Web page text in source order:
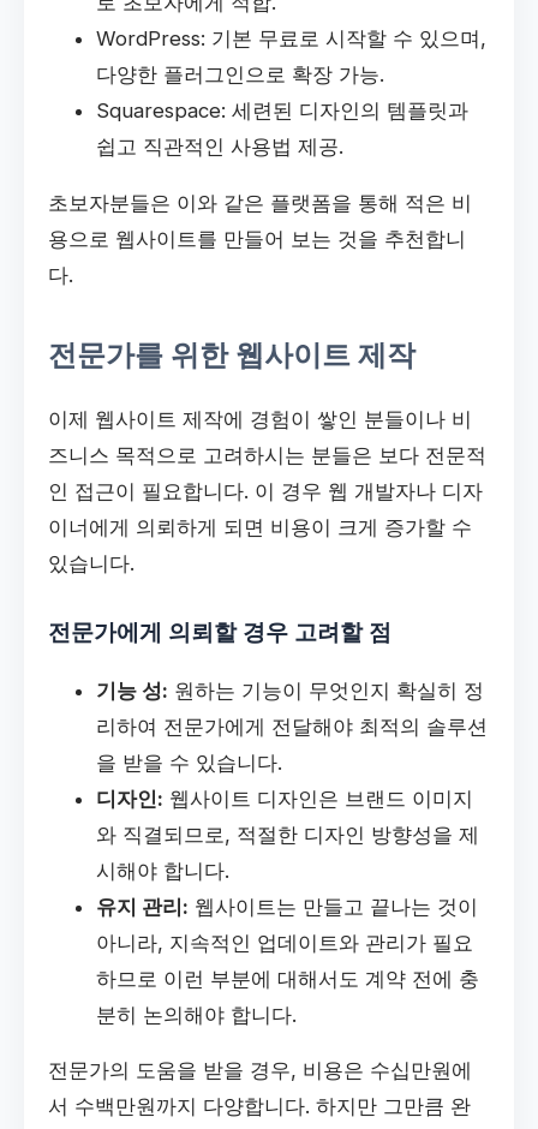
WordPress: 기본 무료로 시작할 수 있으며,
다양한 플러그인으로 확장 가능.
Squarespace: 세련된 디자인의 템플릿과
쉽고 직관적인 사용법 제공.
초보자분들은 이와 같은 플랫폼을 통해 적은 비
용으로 웹사이트를 만들어 보는 것을 추천합니
다.
전문가를 위한 웹사이트 제작
이제 웹사이트 제작에 경험이 쌓인 분들이나 비
즈니스 목적으로 고려하시는 분들은 보다 전문적
인 접근이 필요합니다. 이 경우 웹 개발자나 디자
이너에게 의뢰하게 되면 비용이 크게 증가할 수
있습니다.
전문가에게 의뢰할 경우 고려할 점
기능 성: 원하는 기능이 무엇인지 확실히 정
리하여 전문가에게 전달해야 최적의 솔루션
을 받을 수 있습니다.
디자인: 웹사이트 디자인은 브랜드 이미지
와 직결되므로, 적절한 디자인 방향성을 제
시해야 합니다.
유지 관리: 웹사이트는 만들고 끝나는 것이
아니라, 지속적인 업데이트와 관리가 필요
하므로 이런 부분에 대해서도 계약 전에 충
분히 논의해야 합니다.
전문가의 도움을 받을 경우, 비용은 수십만원에
서 수백만원까지 다양합니다. 하지만 그만큼 완